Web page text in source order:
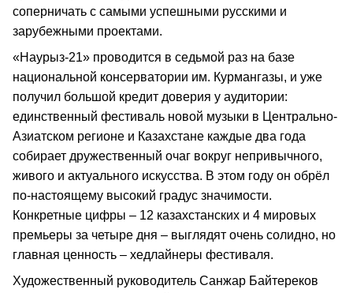
соперничать с самыми успешными русскими и
зарубежными проектами.
«Наурыз-21» проводится в седьмой раз на базе
национальной консерватории им. Курмангазы, и уже
получил большой кредит доверия у аудитории:
единственный фестиваль новой музыки в Центрально-
Азиатском регионе и Казахстане каждые два года
собирает дружественный очаг вокруг непривычного,
живого и актуального искусства. В этом году он обрёл
по-настоящему высокий градус значимости.
Конкретные цифры – 12 казахстанских и 4 мировых
премьеры за четыре дня – выглядят очень солидно, но
главная ценность – хедлайнеры фестиваля.
Художественный руководитель Санжар Байтереков